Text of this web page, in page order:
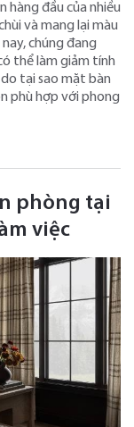
hàng đầu của nhiều
và mang lại màu
chúng đang
thể làm giảm tính
tại sao mặt bàn
phù hợp với phong
phòng tại
việc